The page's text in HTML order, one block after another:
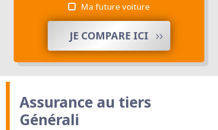
Ma future voiture
JE COMPARE ICI
Assurance au tiers
Générali